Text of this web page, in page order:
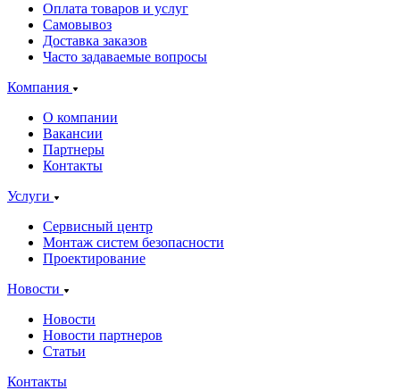
Оплата товаров и услуг
Самовывоз
Доставка заказов
Часто задаваемые вопросы
Компания
О компании
Вакансии
Партнеры
Контакты
Услуги
Сервисный центр
Монтаж систем безопасности
Проектирование
Новости
Новости
Новости партнеров
Статьи
Контакты